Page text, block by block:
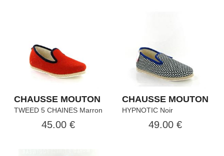
CHAUSSE MOUTON
TWEED 5 CHAINES Marron
45.00 €
CHAUSSE MOUTON
HYPNOTIC Noir
49.00 €